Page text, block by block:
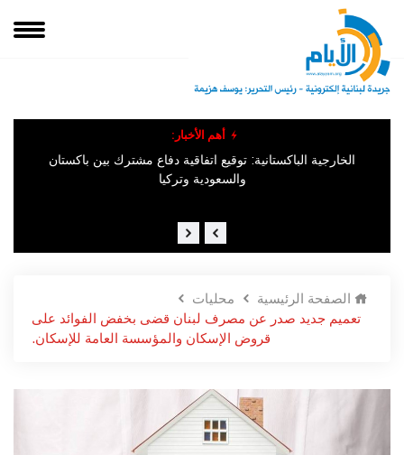
أهم الأخبار:
الخارجية الباكستانية: توقيع اتفاقية دفاع مشترك بين باكستان
الإخباريّة السّوريّة : "وقوع عدد من القتلى والمصابين جرّاء انفجار وقع
في ​جرمانا​ في ريف دمشق".
الصفحة الرئيسية
محليات
تعميم جديد صدر عن مصرف لبنان قضى بخفض الفوائد على
قروض الإسكان والمؤسسة العامة للإسكان.